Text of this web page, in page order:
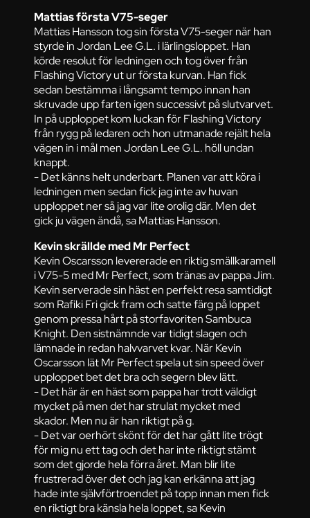
Mattias första V75-seger
Mattias Hansson tog sin första V75-seger när han
styrde in Jordan Lee G.L. i lärlingsloppet. Han
körde resolut för ledningen och tog över från
Flashing Victory ut ur första kurvan. Han fick
sedan bestämma i långsamt tempo innan han
skruvade upp farten igen successivt på slutvarvet.
In på upploppet kom luckan för Flashing Victory
från rygg på ledaren och hon utmanade rejält hela
vägen in i mål men Jordan Lee G.L. höll undan
knappt.
- Det känns helt underbart. Planen var att köra i
ledningen men sedan fick jag inte av huvan
upploppet ner så jag var lite orolig där. Men det
gick ju vägen ändå, sa Mattias Hansson.
Kevin skrällde med Mr Perfect
Kevin Oscarsson levererade en riktig smällkaramell
i V75-5 med Mr Perfect, som tränas av pappa Jim.
Kevin serverade sin häst en perfekt resa samtidigt
som Rafiki Fri gick fram och satte färg på loppet
genom pressa hårt på storfavoriten Sambuca
Knight. Den sistnämnde var tidigt slagen och
lämnade in redan halvvarvet kvar. När Kevin
Oscarsson lät Mr Perfect spela ut sin speed över
upploppet bet det bra och segern blev lätt.
- Det här är en häst som pappa har trott väldigt
mycket på men det har strulat mycket med
skador. Men nu är han riktigt på g.
- Det var oerhört skönt för det har gått lite trögt
för mig nu ett tag och det har inte riktigt stämt
som det gjorde hela förra året. Man blir lite
frustrerad över det och jag kan erkänna att jag
hade inte självförtroendet på topp innan men fick
en riktigt bra känsla hela loppet, sa Kevin